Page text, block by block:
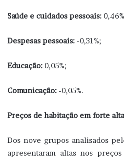
Saúde e cuidados pessoais:
Despesas pessoais: -0,31%;
Educação: 0,05%;
Comunicação: -0,05%.
Preços de habitação em forte alta
Dos nove grupos analisados
apresentaram altas nos